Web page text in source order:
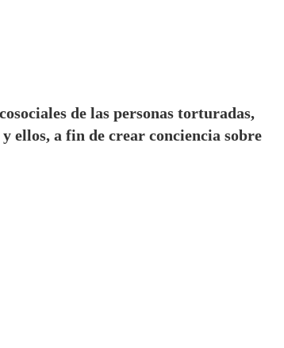
de las personas torturadas,
ellos, a fin de crear conciencia sobre